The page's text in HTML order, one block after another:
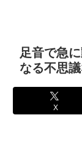
足音で急
なる不思
X